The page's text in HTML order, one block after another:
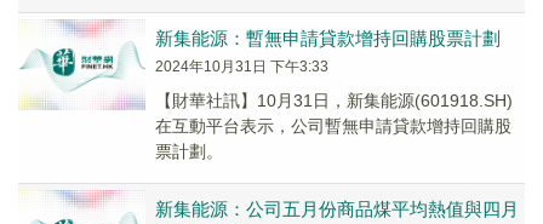
新集能源：暫無申請貸款增持回購股票計劃
2024年10月31日 下午3:33
【財華社訊】10月31日，新集能源(601918.SH)
在互動平台表示，公司暫無申請貸款增持回購股
票計劃。
新集能源：公司五月份商品煤平均熱值與四月